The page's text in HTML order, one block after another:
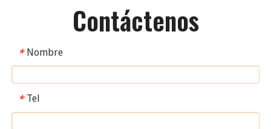
Contáctenos
* Nombre
* Tel